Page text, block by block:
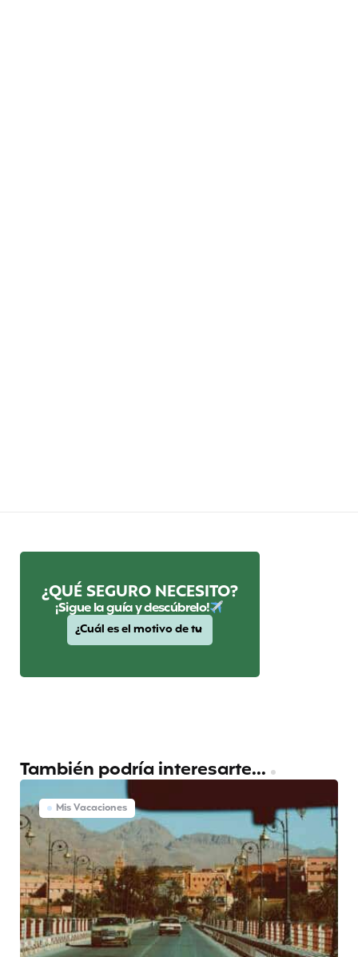
¿QUÉ SEGURO NECESITO?
¡Sigue la guía y descúbrelo!
También podría interesarte...
Mis Vacaciones